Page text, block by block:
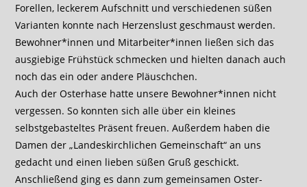
Forellen, leckerem Aufschnitt und verschiedenen süßen
Varianten konnte nach Herzenslust geschmaust werden.
Bewohner*innen und Mitarbeiter*innen ließen sich das
ausgiebige Frühstück schmecken und hielten danach auch
noch das ein oder andere Pläuschchen.
Auch der Osterhase hatte unsere Bewohner*innen nicht
vergessen. So konnten sich alle über ein kleines
selbstgebasteltes Präsent freuen. Außerdem haben die
Damen der „Landeskirchlichen Gemeinschaft“ an uns
gedacht und einen lieben süßen Gruß geschickt.
Anschließend ging es dann zum gemeinsamen Oster-